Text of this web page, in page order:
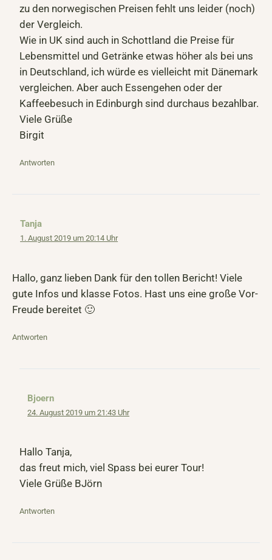
zu den norwegischen Preisen fehlt uns leider (noch)
der Vergleich.
Wie in UK sind auch in Schottland die Preise für
Lebensmittel und Getränke etwas höher als bei uns
in Deutschland, ich würde es vielleicht mit Dänemark
vergleichen. Aber auch Essengehen oder der
Kaffeebesuch in Edinburgh sind durchaus bezahlbar.
Viele Grüße
Birgit
Antworten
Tanja
1. August 2019 um 20:14 Uhr
Hallo, ganz lieben Dank für den tollen Bericht! Viele
gute Infos und klasse Fotos. Hast uns eine große Vor-
Freude bereitet 🙂
Antworten
Bjoern
24. August 2019 um 21:43 Uhr
Hallo Tanja,
das freut mich, viel Spass bei eurer Tour!
Viele Grüße BJörn
Antworten